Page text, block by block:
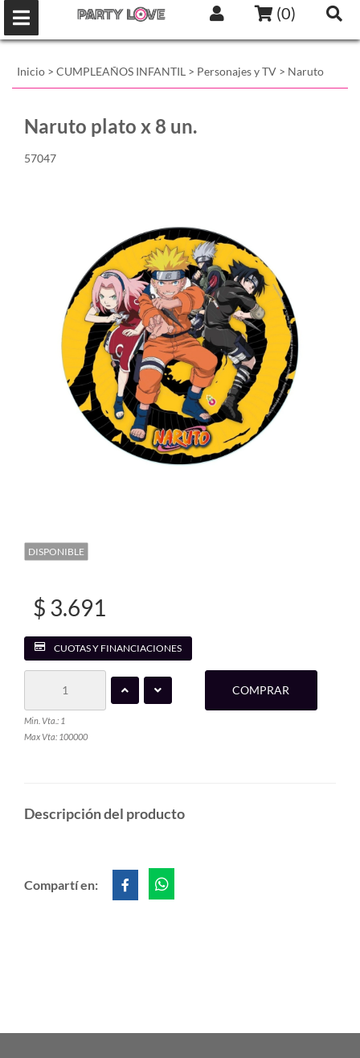
(0)
Inicio > CUMPLEAÑOS INFANTIL > Personajes y TV > Naruto
Naruto plato x 8 un.
57047
DISPONIBLE
$ 3.691
CUOTAS Y FINANCIACIONES
Min. Vta.: 1
Max Vta: 100000
COMPRAR
Descripción del producto
Compartí en: